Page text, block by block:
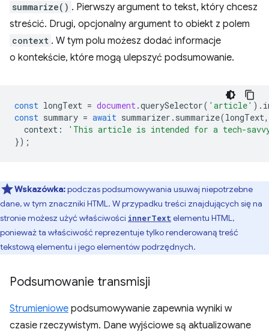
summarize() . Pierwszy argument to tekst, który chcesz
streścić. Drugi, opcjonalny argument to obiekt z polem
context . W tym polu możesz dodać informacje
o kontekście, które mogą ulepszyć podsumowanie.
const longText = document.querySelector( 'article' ).
const summary = await summarizer . summarize(longText,
context :
'This article is intended for a tech-
});
Wskazówka:podczas podsumowywania usuwaj niepotrzebne
dane, w tym znaczniki HTML. W przypadku treści znajdujących się na
stronie możesz użyć właściwości innerText elementu HTML,
ponieważ ta właściwość reprezentuje tylko renderowaną treść
tekstową elementu i jego elementów podrzędnych.
Podsumowanie transmisji
Strumieniowe podsumowywanie zapewnia wyniki w
czasie rzeczywistym. Dane wyjściowe są aktualizowane